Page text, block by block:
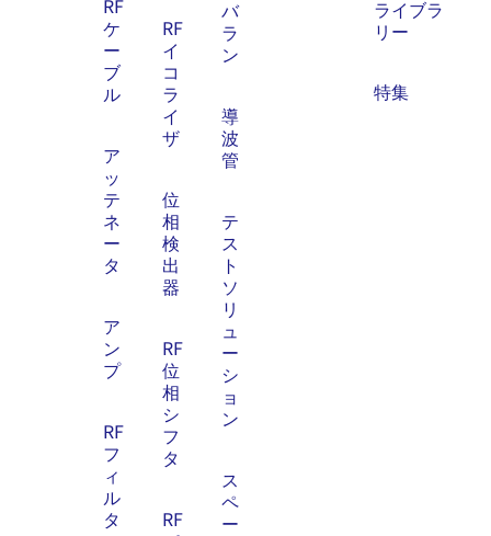
RF
ケ
ー
ブ
ル
ア
ッ
テ
ネ
ー
タ
ア
ン
プ
RF
フ
ィ
ル
タ
RF
イ
コ
ラ
イ
ザ
位
相
検
出
器
RF
位
相
シ
フ
タ
RF
バ
ラ
ン
導
波
管
テ
ス
ト
ソ
リ
ュ
ー
シ
ョ
ン
ス
ペ
ー
ライブラ
リー
特集